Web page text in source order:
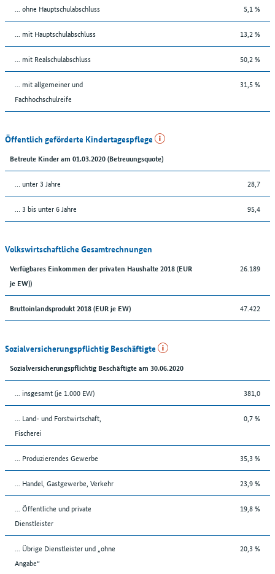
... ohne Hauptschulabschluss 5,1 %
... mit Hauptschulabschluss 13,2 %
... mit Realschulabschluss 50,2 %
... mit allgemeiner und
Fachhochschulreife
31,5 %
Öffentlich geförderte Kindertagespflege
Betreute Kinder am 01.03.2020 (Betreuungsquote)
… unter 3 Jahre 28,7
… 3 bis unter 6 Jahre 95,4
Volkswirtschaftliche Gesamtrechnungen
Verfügbares Einkommen der privaten Haushalte 2018 (EUR
je EW))
26.189
Bruttoinlandsprodukt 2018 (EUR je EW) 47.422
Sozialversicherungspflichtig Beschäftigte
Sozialversicherungspflichtig Beschäftigte am 30.06.2020
... insgesamt (je 1.000 EW) 381,0
... Land- und Forstwirtschaft,
Fischerei
0,7 %
... Produzierendes Gewerbe 35,3 %
... Handel, Gastgewerbe, Verkehr 23,9 %
... Öffentliche und private
Dienstleister
19,8 %
... Übrige Dienstleister und „ohne
Angabe“
20,3 %